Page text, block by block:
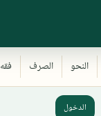
الدخول